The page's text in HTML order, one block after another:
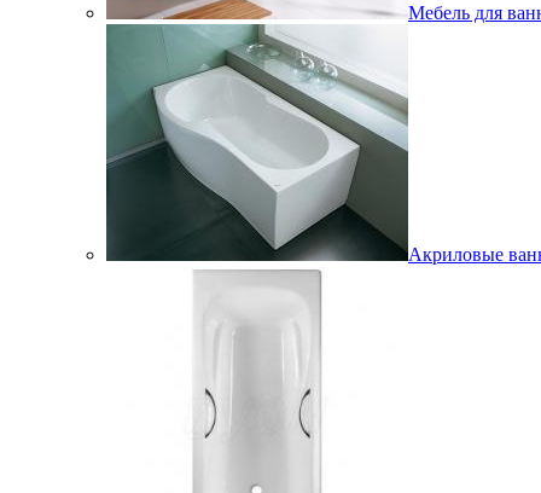
Мебель для
Акриловые